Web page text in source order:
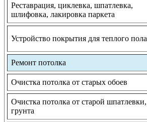
Реставрация, циклевка, шпатлевка,
шлифовка, лакировка паркета
Устройство покрытия для теплого пола
Ремонт потолка
Очистка потолка от старых обоев
Очистка потолка от старой шпатлевки,
грунта